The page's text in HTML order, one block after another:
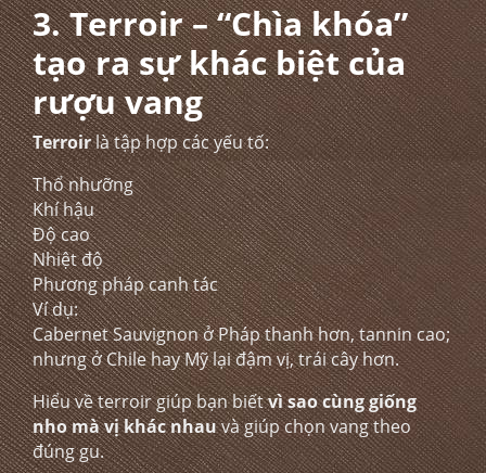
3. Terroir – “Chìa khóa”
tạo ra sự khác biệt của
rượu vang
Terroirlà tập hợp các yếu tố:
Thổ nhưỡng
Khí hậu
Độ cao
Nhiệt độ
Phương pháp canh tác
Ví dụ:
Cabernet Sauvignon ở Pháp thanh hơn, tannin cao;
nhưng ở Chile hay Mỹ lại đậm vị, trái cây hơn.
Hiểu về terroir giúp bạn biếtvì sao cùng giống
nho mà vị khác nhauvà giúp chọn vang theo
đúng gu.